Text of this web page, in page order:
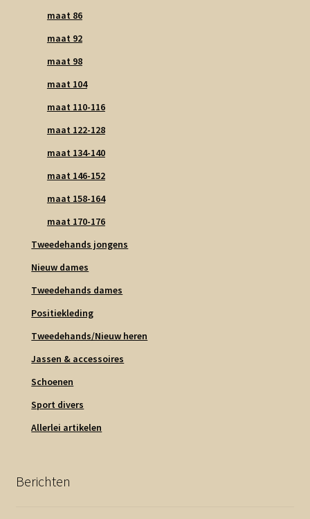
maat 86
maat 92
maat 98
maat 104
maat 110-116
maat 122-128
maat 134-140
maat 146-152
maat 158-164
maat 170-176
Tweedehands jongens
Nieuw dames
Tweedehands dames
Positiekleding
Tweedehands/Nieuw heren
Jassen & accessoires
Schoenen
Sport divers
Allerlei artikelen
Berichten